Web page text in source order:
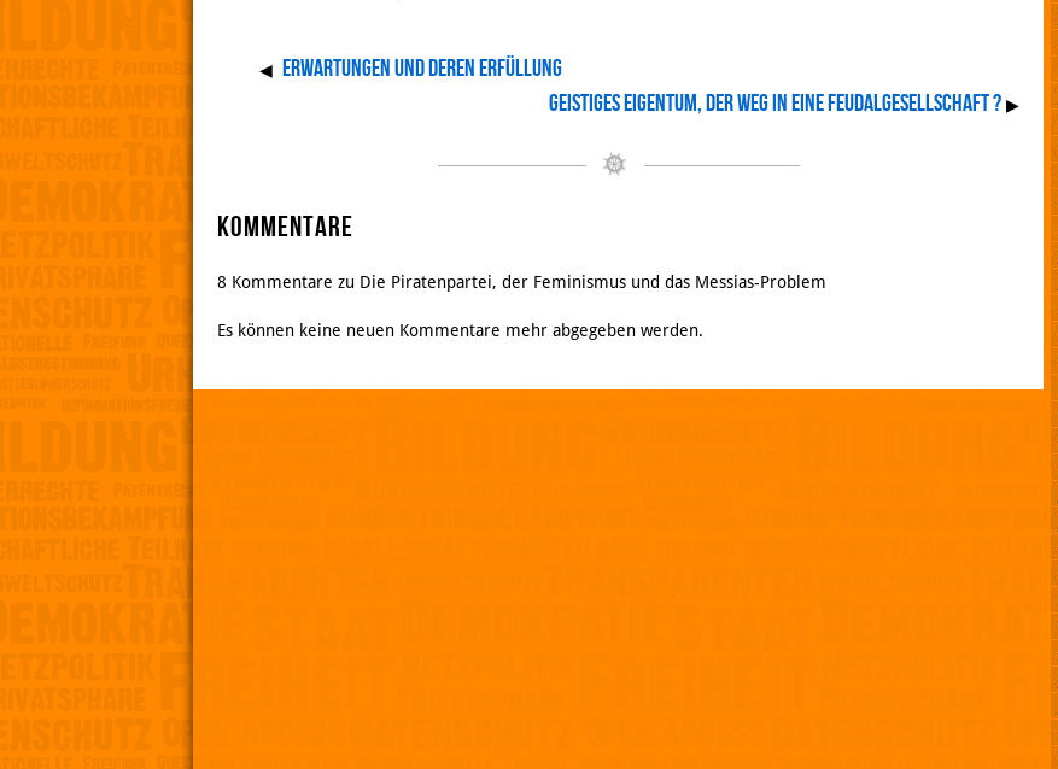
◀ Erwartungen und deren Erfüllung
Geistiges Eigentum, der Weg in eine Feudalgesellschaft ? ▶
Kommentare
8 Kommentare zu Die Piratenpartei, der Feminismus und das Messias-Problem
Es können keine neuen Kommentare mehr abgegeben werden.